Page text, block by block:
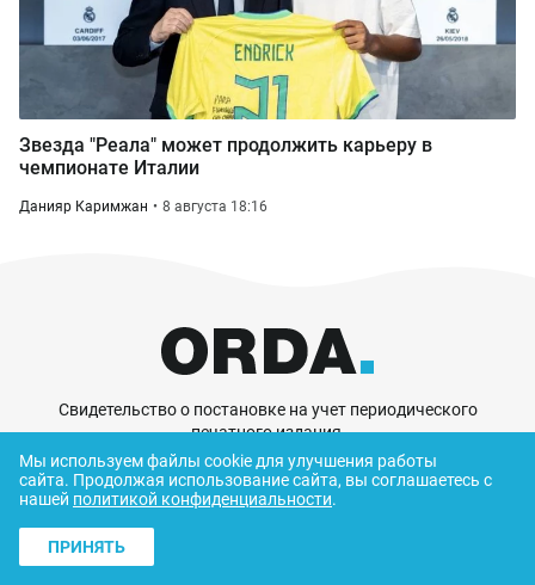
Звезда "Реала" может продолжить карьеру в
чемпионате Италии
Данияр Каримжан 8 августа 18:16
Свидетельство о постановке на учет периодического
печатного издания,
информационного агентства и сетевого издания
№KZ05VPY00030397
выдано 22.12.2020
О насКонтакты
Мы используем файлы cookie для улучшения работы
сайта. Продолжая использование сайта, вы соглашаетесь с
нашей политикой конфиденциальности.
ПРИНЯТЬ